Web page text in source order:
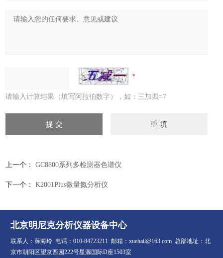
请输入计算结果（填写阿拉伯数字），如：三加四=7
上一个： GC8800系列多检测器色谱仪
下一个： K2001Plus微量氮分析仪
北京明尼克分析仪器设备中心
联系人：薛海玲 电话：010-84723211 邮箱：xuehail@163.com 总部地址：北
京市朝阳区望京西园222号星源国际D座1503室